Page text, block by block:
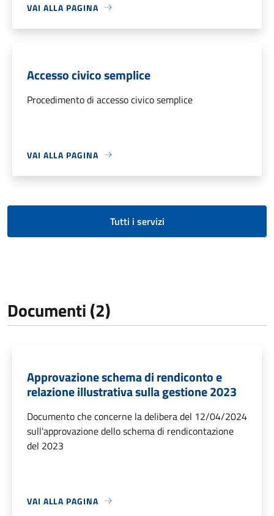
VAI ALLA PAGINA
Accesso civico semplice
Procedimento di accesso civico semplice
VAI ALLA PAGINA
Tutti i servizi
Documenti (2)
Approvazione schema di rendiconto e
relazione illustrativa sulla gestione 2023
Documento che concerne la delibera del 12/04/2024
sull'approvazione dello schema di rendicontazione
del 2023
VAI ALLA PAGINA